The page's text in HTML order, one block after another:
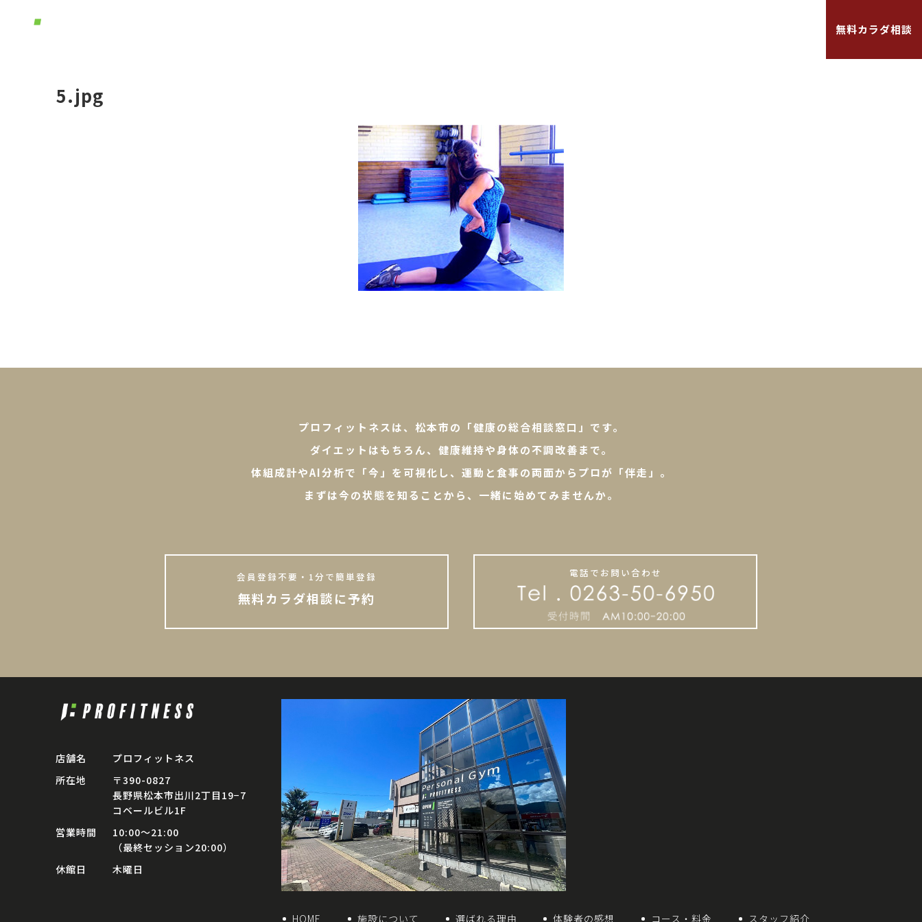
無料カラダ相談
5.jpg
プロフィットネスは、松本市の「健康の総合相談窓口」です。
ダイエットはもちろん、健康維持や身体の不調改善まで。
体組成計やAI分析で「今」を可視化し、運動と食事の両面からプロが「伴走」。
まずは今の状態を知ることから、一緒に始めてみませんか。
会員登録不要・1分で簡単登録
無料カラダ相談に予約
電話でお問い合わせ
店舗名
プロフィットネス
所在地
〒390-0827
長野県松本市出川2丁目19−7
コベールビル1F
営業時間
10:00〜21:00
（最終セッション20:00）
休館日
木曜日
HOME 施設について 選ばれる理由 体験者の感想 コース・料金 スタッフ紹介